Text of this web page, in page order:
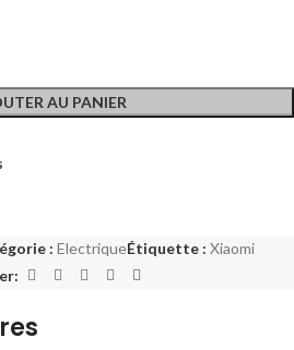
AU PANIER
: ElectriqueÉtiquette : Xiaomi